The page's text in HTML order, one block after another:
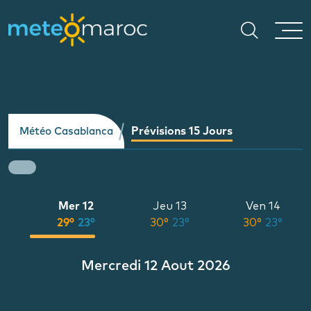
Météo Casablanca Prévisions 15 Jours
Mer 12
29° 23°
Jeu 13
30° 23°
Ven 14
30° 23°
Mercredi 12 Aout 2026